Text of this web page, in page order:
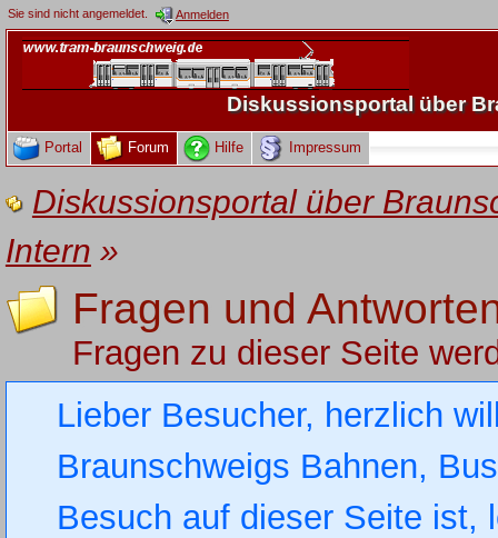
Sie sind nicht angemeldet. Anmelden
Diskussionsportal über
Portal Forum Hilfe Impressum
Diskussionsportal über
Intern »
Fragen und
Fragen zu dieser Seite
Lieber Besucher, herzlich
Braunschweigs Bahnen,
Besuch auf dieser Seite